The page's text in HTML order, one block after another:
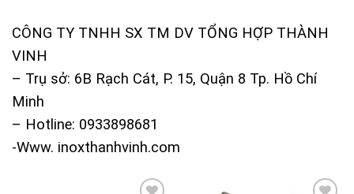
CÔNG TY TNHH SX TM DV TỔNG HỢP THÀNH
VINH
– Trụ sở: 6B Rạch Cát, P. 15, Quận 8 Tp. Hồ Chí
Minh
– Hotline: 0933898681
-Www. inoxthanhvinh.com